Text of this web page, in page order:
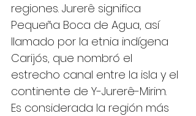
regiones. Jurerê significa
Pequeña Boca de Agua, así
llamado por la etnia indígena
Carijós, que nombró el
estrecho canal entre la isla y el
continente de Y-Jurerê-Mirim.
Es considerada la región más